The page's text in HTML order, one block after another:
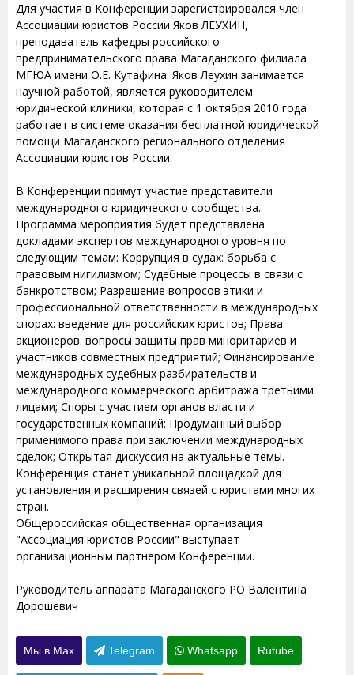
Для участия в Конференции зарегистрировался член
Ассоциации юристов России Яков ЛЕУХИН,
преподаватель кафедры российского
предпринимательского права Магаданского филиала
МГЮА имени О.Е. Кутафина. Яков Леухин занимается
научной работой, является руководителем
юридической клиники, которая с 1 октября 2010 года
работает в системе оказания бесплатной юридической
помощи Магаданского регионального отделения
Ассоциации юристов России.
В Конференции примут участие представители
международного юридического сообщества.
Программа мероприятия будет представлена
докладами экспертов международного уровня по
следующим темам: Коррупция в судах: борьба с
правовым нигилизмом; Судебные процессы в связи с
банкротством; Разрешение вопросов этики и
профессиональной ответственности в международных
спорах: введение для российских юристов; Права
акционеров: вопросы защиты прав миноритариев и
участников совместных предприятий; Финансирование
международных судебных разбирательств и
международного коммерческого арбитража третьими
лицами; Споры с участием органов власти и
государственных компаний; Продуманный выбор
применимого права при заключении международных
сделок; Открытая дискуссия на актуальные темы.
Конференция станет уникальной площадкой для
установления и расширения связей с юристами многих
стран.
Общероссийская общественная организация
"Ассоциация юристов России" выступает
организационным партнером Конференции.
Руководитель аппарата Магаданского РО Валентина
Дорошевич
Мы в Max Telegram Whatsapp Rutube